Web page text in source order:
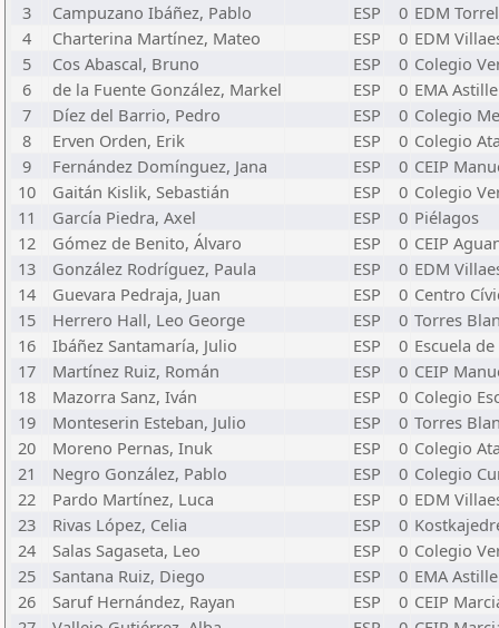
3
Campuzano Ibáñez, Pablo ESP 0 EDM
4
Charterina Martínez, Mateo ESP 0 EDM
5
Cos Abascal, Bruno ESP 0 Colegio
6
de la Fuente González, Markel ESP 0 EMA
7
Díez del Barrio, Pedro ESP 0 Colegio
8
Erven Orden, Erik ESP 0 Colegio
9
Fernández Domínguez, Jana ESP 0 CEIP
10
Gaitán Kislik, Sebastián ESP 0 Colegio
11
García Piedra, Axel ESP 0 Piélagos
12
Gómez de Benito, Álvaro ESP 0 CEIP
13
González Rodríguez, Paula ESP 0 EDM
14
Guevara Pedraja, Juan ESP 0 Centro
15
Herrero Hall, Leo George ESP 0 Torres
16
Ibáñez Santamaría, Julio ESP 0 Escuela
17
Martínez Ruiz, Román ESP 0 CEIP
18
Mazorra Sanz, Iván ESP 0 Colegio
19
Monteserin Esteban, Julio ESP 0 Torres
20
Moreno Pernas, Inuk ESP 0 Colegio
21
Negro González, Pablo ESP 0 Colegio
22
Pardo Martínez, Luca ESP 0 EDM
23
Rivas López, Celia ESP 0
24
Salas Sagaseta, Leo ESP 0 Colegio
25
Santana Ruiz, Diego ESP 0 EMA
26
Saruf Hernández, Rayan ESP 0 CEIP